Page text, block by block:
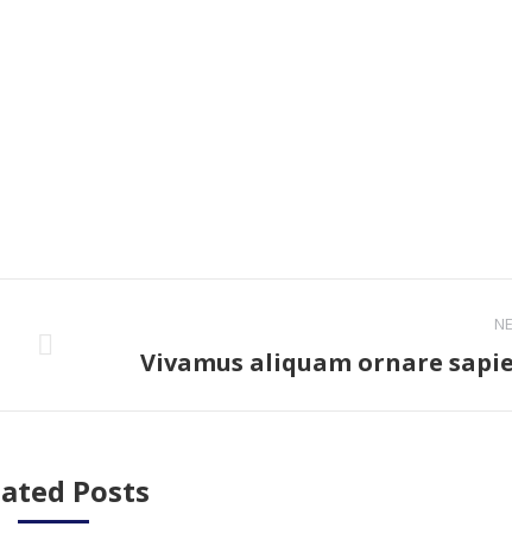
NextVivamus aliquam ornare
Posts